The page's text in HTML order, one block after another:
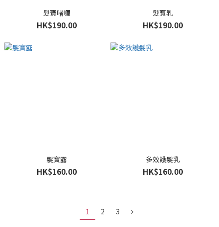
髮寶啫喱
HK$190.00
髮寶乳
HK$190.00
髮寶露
HK$160.00
多效護髮乳
HK$160.00
1 2 3